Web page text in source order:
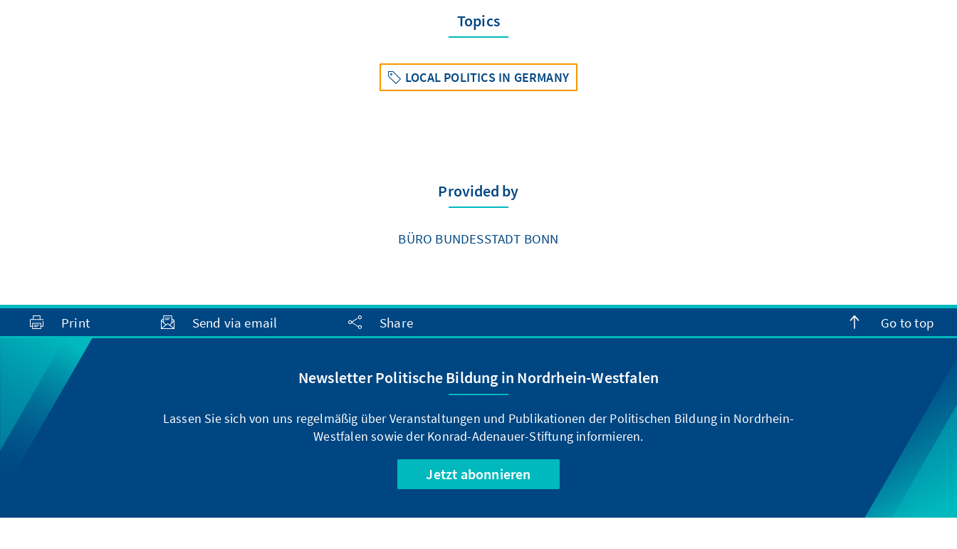
Topics
LOCAL POLITICS IN GERMANY
Provided by
BÜRO BUNDESSTADT BONN
Print Send via email Share Go to top
Newsletter Politische Bildung in Nordrhein-Westfalen
Lassen Sie sich von uns regelmäßig über Veranstaltungen und Publikationen der Politischen Bildung in Nordrhein-
Westfalen sowie der Konrad-Adenauer-Stiftung informieren.
Jetzt abonnieren